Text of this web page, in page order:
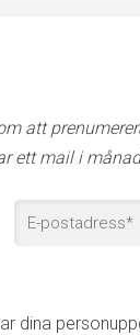
att
ett mail i
dina